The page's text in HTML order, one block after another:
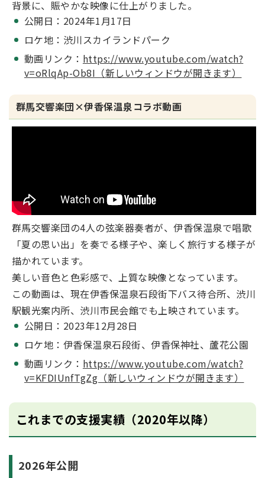
背景に、賑やかな映像に仕上がりました。
公開日：2024年1月17日
ロケ地：渋川スカイランドパーク
動画リンク： https://www.youtube.com/watch?
v=oRlqAp-Ob8I（新しいウィンドウが開きます）
群馬交響楽団×伊香保温泉コラボ動画
群馬交響楽団の4人の弦楽器奏者が、伊香保温泉で唱歌
「夏の思い出」を奏でる様子や、楽しく旅行する様子が
描かれています。
美しい音色と色彩感で、上質な映像となっています。
この動画は、現在伊香保温泉石段街下バス待合所、渋川
駅観光案内所、渋川市民会館でも上映されています。
公開日：2023年12月28日
ロケ地：伊香保温泉石段街、伊香保神社、蘆花公園
動画リンク： https://www.youtube.com/watch?
v=KFDIUnfTgZg（新しいウィンドウが開きます）
これまでの支援実績（2020年以降）
2026年公開